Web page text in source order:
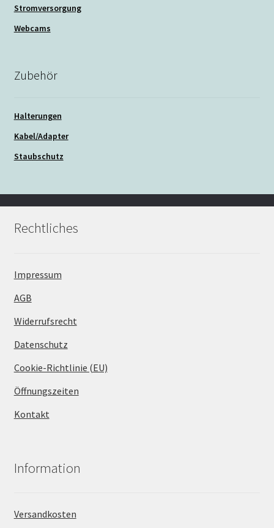
Stromversorgung
Webcams
Zubehör
Halterungen
Kabel/Adapter
Staubschutz
Rechtliches
Impressum
AGB
Widerrufsrecht
Datenschutz
Cookie-Richtlinie (EU)
Öffnungszeiten
Kontakt
Information
Versandkosten